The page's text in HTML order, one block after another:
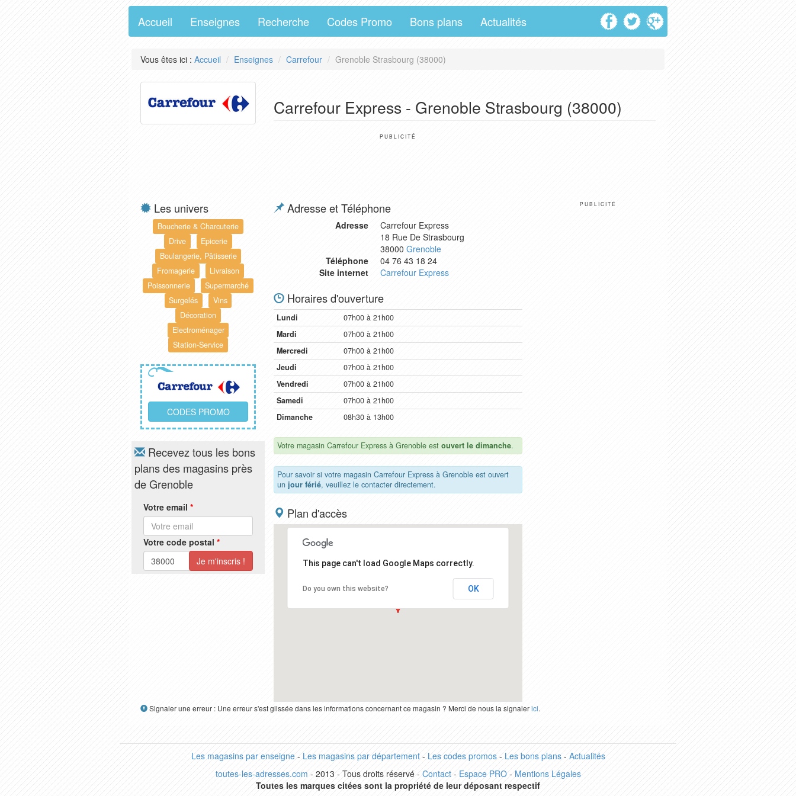
Accueil Enseignes Recherche Codes Promo Bons plans Actualités
Vous êtes ici : Accueil Enseignes Carrefour Grenoble Strasbourg (38000)
Carrefour Express - Grenoble Strasbourg (38000)
PUBLICITÉ
Les univers
Boucherie & Charcuterie
Drive
Epicerie
Boulangerie, Pâtisserie
Fromagerie
Livraison
Poissonnerie
Supermarché
Surgelés
Vins
Décoration
Electroménager
Station-Service
CODES PROMO
Recevez tous les bons
plans des magasins près
de Grenoble
Votre email *
Votre code postal *
Adresse et Téléphone
Adresse
Carrefour Express
18 Rue De Strasbourg
38000 Grenoble
Téléphone
04 76 43 18 24
Site internet
Carrefour Express
Horaires d'ouverture
Lundi
07h00 à 21h00
Mardi
07h00 à 21h00
Mercredi
07h00 à 21h00
Jeudi
07h00 à 21h00
Vendredi
07h00 à 21h00
Samedi
07h00 à 21h00
Dimanche
08h30 à 13h00
Votre magasin Carrefour Express à Grenoble est ouvert le dimanche.
Pour savoir si votre magasin Carrefour Express à Grenoble est ouvert
un jour férié, veuillez le contacter directement.
Plan d'accès
This page can't load Google Maps correctly.
Do you own this website? OK
PUBLICITÉ
Signaler une erreur : Une erreur s'est glissée dans les informations concernant ce magasin ? Merci de nous la signalerici.
Les magasins par enseigne- Les magasins par département- Les codes promos- Les bons plans- Actualités
toutes-les-adresses.com - 2013 - Tous droits réservé - Contact- Espace PRO- Mentions Légales
Toutes les marques citées sont la propriété de leur déposant respectif